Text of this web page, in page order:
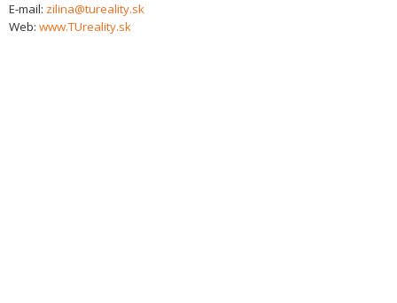
E-mail: zilina@tureality.sk
Web: www.TUreality.sk